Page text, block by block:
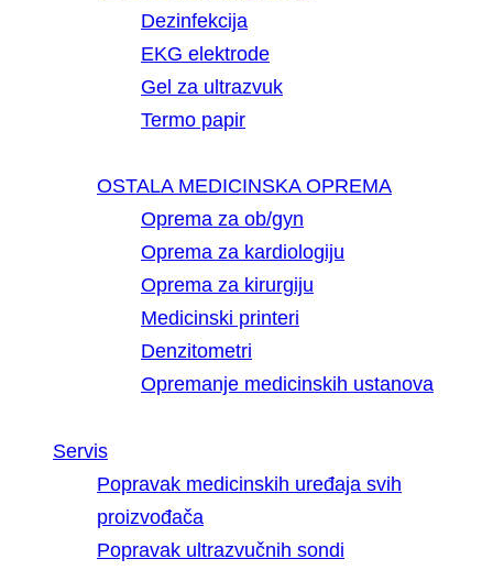
Dezinfekcija
EKG elektrode
Gel za ultrazvuk
Termo papir
OSTALA MEDICINSKA OPREMA
Oprema za ob/gyn
Oprema za kardiologiju
Oprema za kirurgiju
Medicinski printeri
Denzitometri
Opremanje medicinskih ustanova
Servis
Popravak medicinskih uređaja svih
proizvođača
Popravak ultrazvučnih sondi